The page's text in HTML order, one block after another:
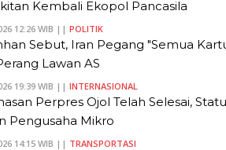
Kembali Ekopol Pancasila
12:26 WIB || POLITIK
Sebut, Iran Pegang "Semua
Lawan AS
19:39 WIB || INTERNASIONAL
Perpres Ojol Telah Selesai,
Pengusaha Mikro
14:15 WIB || TRANSPORTASI